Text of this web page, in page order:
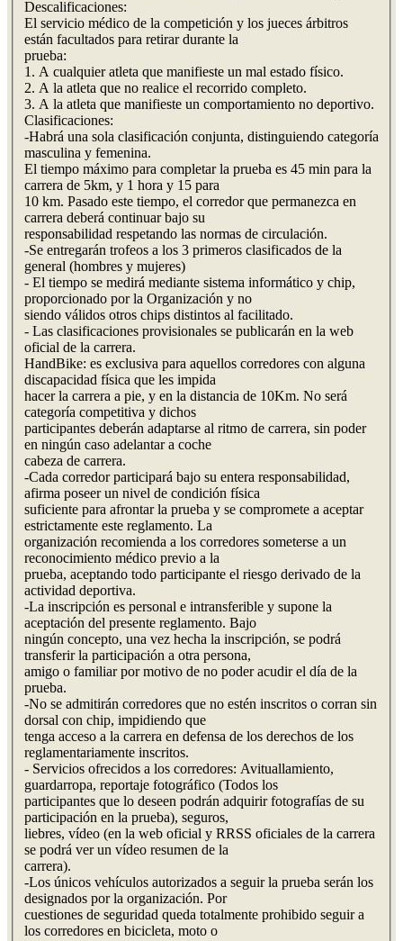
Descalificaciones:
El servicio médico de la competición y los jueces árbitros
están facultados para retirar durante la
prueba:
1. A cualquier atleta que manifieste un mal estado físico.
2. A la atleta que no realice el recorrido completo.
3. A la atleta que manifieste un comportamiento no deportivo.
Clasificaciones:
-Habrá una sola clasificación conjunta, distinguiendo categoría
masculina y femenina.
El tiempo máximo para completar la prueba es 45 min para la
carrera de 5km, y 1 hora y 15 para
10 km. Pasado este tiempo, el corredor que permanezca en
carrera deberá continuar bajo su
responsabilidad respetando las normas de circulación.
-Se entregarán trofeos a los 3 primeros clasificados de la
general (hombres y mujeres)
- El tiempo se medirá mediante sistema informático y chip,
proporcionado por la Organización y no
siendo válidos otros chips distintos al facilitado.
- Las clasificaciones provisionales se publicarán en la web
oficial de la carrera.
HandBike: es exclusiva para aquellos corredores con alguna
discapacidad física que les impida
hacer la carrera a pie, y en la distancia de 10Km. No será
categoría competitiva y dichos
participantes deberán adaptarse al ritmo de carrera, sin poder
en ningún caso adelantar a coche
cabeza de carrera.
-Cada corredor participará bajo su entera responsabilidad,
afirma poseer un nivel de condición física
suficiente para afrontar la prueba y se compromete a aceptar
estrictamente este reglamento. La
organización recomienda a los corredores someterse a un
reconocimiento médico previo a la
prueba, aceptando todo participante el riesgo derivado de la
actividad deportiva.
-La inscripción es personal e intransferible y supone la
aceptación del presente reglamento. Bajo
ningún concepto, una vez hecha la inscripción, se podrá
transferir la participación a otra persona,
amigo o familiar por motivo de no poder acudir el día de la
prueba.
-No se admitirán corredores que no estén inscritos o corran sin
dorsal con chip, impidiendo que
tenga acceso a la carrera en defensa de los derechos de los
reglamentariamente inscritos.
- Servicios ofrecidos a los corredores: Avituallamiento,
guardarropa, reportaje fotográfico (Todos los
participantes que lo deseen podrán adquirir fotografías de su
participación en la prueba), seguros,
liebres, vídeo (en la web oficial y RRSS oficiales de la carrera
se podrá ver un vídeo resumen de la
carrera).
-Los únicos vehículos autorizados a seguir la prueba serán los
designados por la organización. Por
cuestiones de seguridad queda totalmente prohibido seguir a
los corredores en bicicleta, moto o